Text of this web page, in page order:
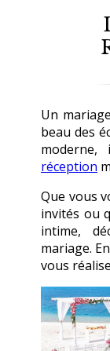
Un
beau des
réception
Que vous
invités ou
intime,
mariage.
vous